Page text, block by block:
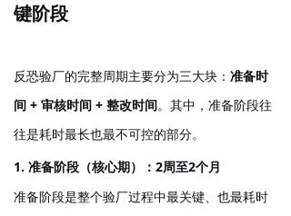
键阶段
反恐验厂的完整周期主要分为三大块： 准备时
间 + 审核时间 + 整改时间。其中，准备阶段往
往是耗时最长也最不可控的部分。
1. 准备阶段（核心期）：2周至2个月
准备阶段是整个验厂过程中最关键、也最耗时